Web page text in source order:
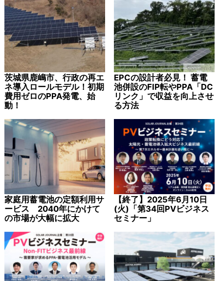
茨城県鹿嶋市、行政の再エ
ネ導入ロールモデル！初期
費用ゼロのPPA発電、始
動！
EPCの設計者必見！ 蓄電
池併設のFIP転やPPA「DC
リンク」で収益を向上させ
る方法
家庭用蓄電池の定額利用サ
ービス 2040年にかけて
の市場が大幅に拡大
【終了】2025年6月10日
(火)「第34回PVビジネス
セミナー」